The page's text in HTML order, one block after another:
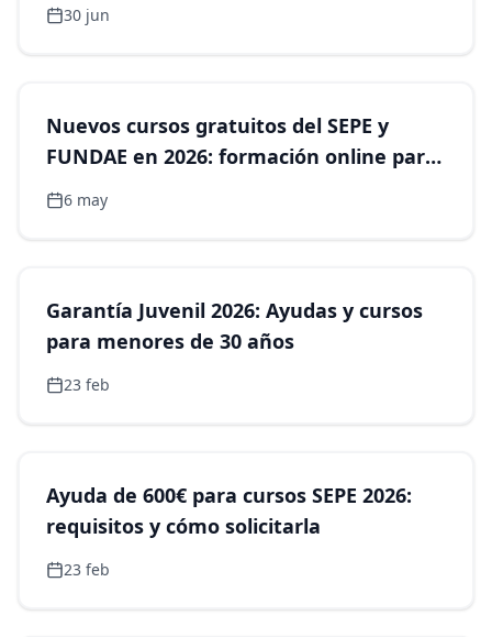
30 jun
Nuevos cursos gratuitos del SEPE y
FUNDAE en 2026: formación online para
mejorar tu empleabilidad
6 may
Garantía Juvenil 2026: Ayudas y cursos
para menores de 30 años
23 feb
Ayuda de 600€ para cursos SEPE 2026:
requisitos y cómo solicitarla
23 feb